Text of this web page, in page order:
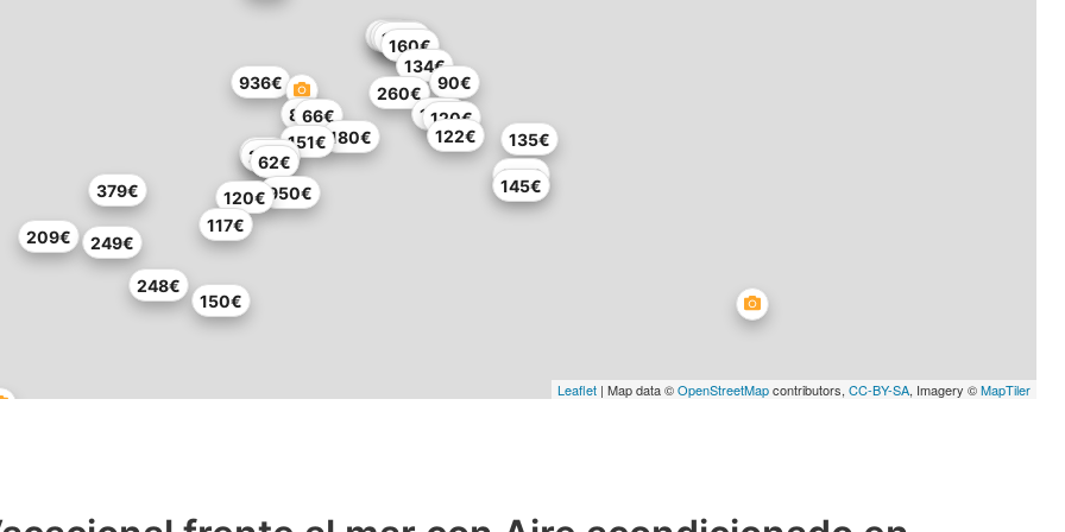
143€
147€
160€
209€
135€
950€
150€
936€
379€
180€
66€
146€
298€
122€
248€
249€
151€
260€
201€
134€
81€
90€
68€
145€
120€
93€
62€
117€
120€
Leaflet | Map data ©OpenStreetMapcontributors, CC-BY-SA, Imagery ©MapTiler